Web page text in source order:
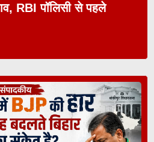
RBI पॉलिसी से पहले